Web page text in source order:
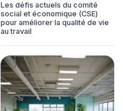
Les défis actuels du comité
social et économique (CSE)
pour améliorer la qualité de vie
au travail